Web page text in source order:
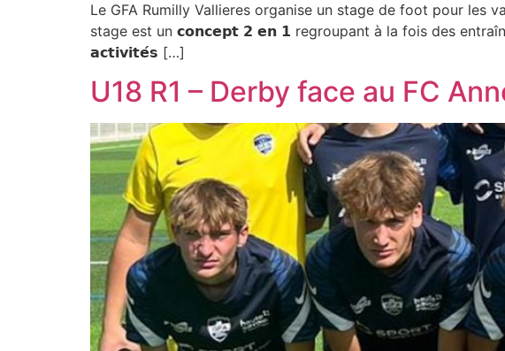
Le GFA Rumilly Vallieres organise un stage de foot pour
stage est un 𝗰𝗼𝗻𝗰𝗲𝗽𝘁 𝟮 𝗲𝗻 𝟭 regroupant à la fois des
𝗮𝗰𝘁𝗶𝘃𝗶𝘁𝗲́𝘀 […]
U18 R1 – Derby face au FC